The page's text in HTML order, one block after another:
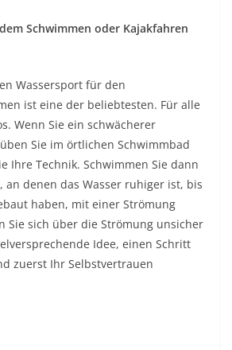
Schwimmen oder Kajakfahren
Wassersport für den
ist eine der beliebtesten. Für alle
Wenn Sie ein schwächerer
Sie im örtlichen Schwimmbad
Ihre Technik. Schwimmen Sie dann
an denen das Wasser ruhiger ist, bis
haben, mit einer Strömung
Sie sich über die Strömung unsicher
Idee, einen Schritt
zuerst Ihr Selbstvertrauen